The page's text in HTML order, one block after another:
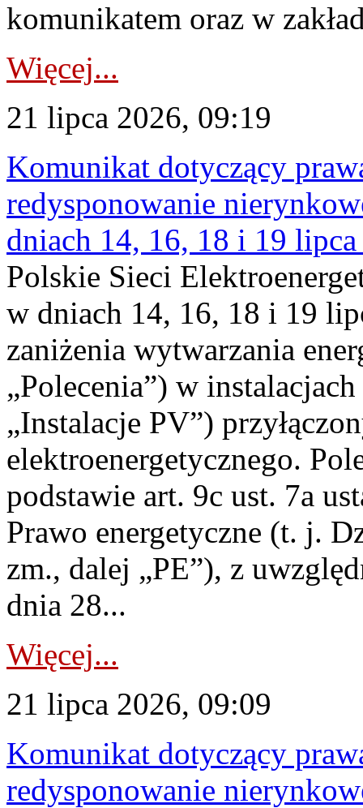
komunikatem oraz w
Więcej...
21 lipca 2026, 09:19
Komunikat dotyczący
redysponowanie
dniach 14, 16, 18 i 19
Polskie Sieci
w dniach 14, 16, 18 i 19
zaniżenia wytwarzania
„Polecenia”) w
„Instalacje PV”)
elektroenergetycznego.
podstawie art. 9c ust. 7a
Prawo energetyczne (t. j.
zm., dalej „PE”), z
dnia 28...
Więcej...
21 lipca 2026, 09:09
Komunikat dotyczący
redysponowanie